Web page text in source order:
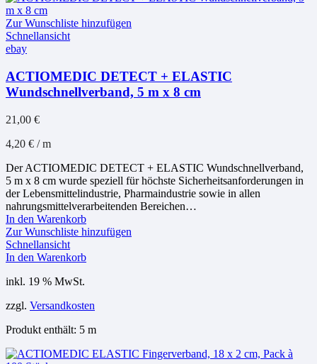
Zur Wunschliste hinzufügen
Schnellansicht
ebay
ACTIOMEDIC DETECT + ELASTIC
Wundschnellverband, 5 m x 8 cm
21,00 €
4,20 € /m
Der ACTIOMEDIC DETECT + ELASTIC Wundschnellverband,
5 m x 8 cm wurde speziell für höchste Sicherheitsanforderungen in
der Lebensmittelindustrie, Pharmaindustrie sowie in allen
nahrungsmittelverarbeitenden Bereichen…
In den Warenkorb
Zur Wunschliste hinzufügen
Schnellansicht
In den Warenkorb
inkl. 19 % MwSt.
zzgl. Versandkosten
Produkt enthält: 5 m